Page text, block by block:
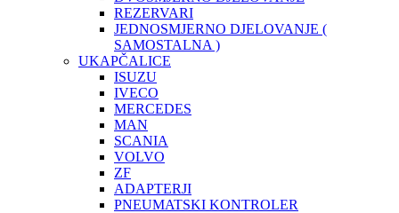
REZERVARI
JEDNOSMJERNO DJELOVANJE (
SAMOSTALNA )
UKAPČALICE
ISUZU
IVECO
MERCEDES
MAN
SCANIA
VOLVO
ZF
ADAPTERJI
PNEUMATSKI KONTROLER